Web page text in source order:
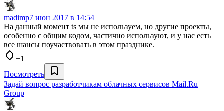
madimp7 июн 2017 в 14:54
На данный момент ts мы не используем, но другие проекты,
особенно с общим кодом, частично используют, и у нас есть
все шансы поучаствовать в этом празднике.
+1
Посмотреть
Задай вопрос разработчикам облачных сервисов Mail.Ru
Group